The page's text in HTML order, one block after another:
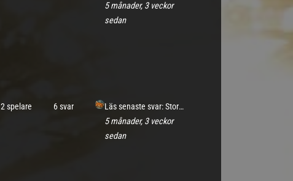
5 månader, 3 veckor
sedan
2 spelare 6 svar
Läs senaste svar: Stormfrun
5 månader, 3 veckor
sedan